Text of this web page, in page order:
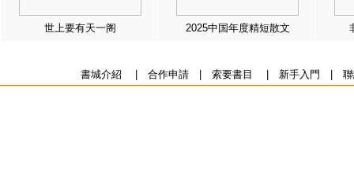
世上要有天一阁 2025中国年度精短散文
書城介紹 合作申請| 索要書目 新手入門